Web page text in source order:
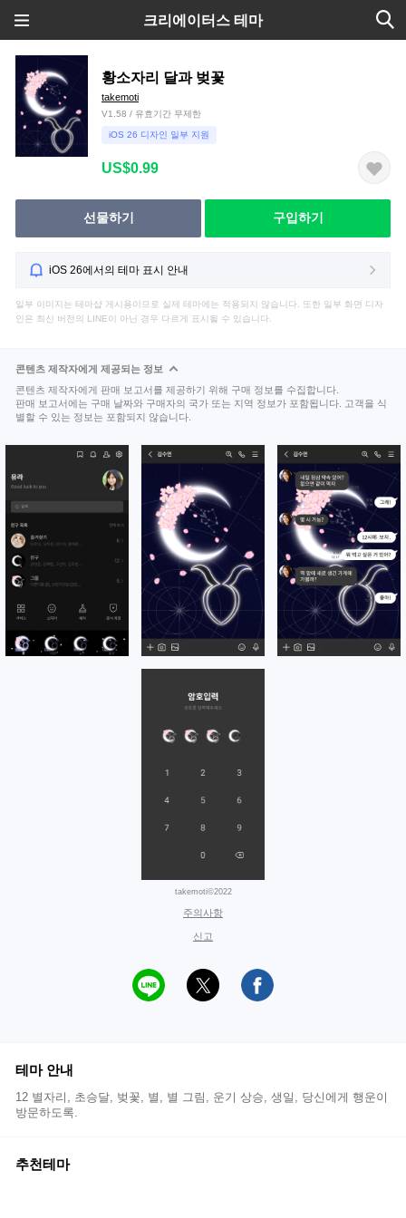
크리에이터스 테마
황소자리 달과 벚꽃
takemoti
V1.58 / 유효기간 무제한
iOS 26 디자인 일부 지원
US$0.99
선물하기 구입하기
iOS 26에서의 테마 표시 안내
일부 이미지는 테마샵 게시용이므로 실제 테마에는 적용되지 않습니다. 또한 일부 화면 디자
인은 최신 버전의 LINE이 아닌 경우 다르게 표시될 수 있습니다.
콘텐츠 제작자에게 제공되는 정보
콘텐츠 제작자에게 판매 보고서를 제공하기 위해 구매 정보를 수집합니다.
판매 보고서에는 구매 날짜와 구매자의 국가 또는 지역 정보가 포함됩니다. 고객을 식
별할 수 있는 정보는 포함되지 않습니다.
takemoti©2022
주의사항
신고
테마 안내
12 별자리, 초승달, 벚꽃, 별, 별 그림, 운기 상승, 생일, 당신에게 행운이
방문하도록.
추천테마